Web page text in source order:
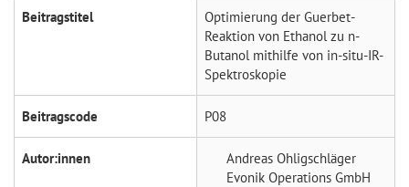
Beitragstitel
Optimierung der Guerbet-
Reaktion von Ethanol zu n-
Butanol mithilfe von in-situ-IR-
Spektroskopie
Beitragscode P08
Autor:innen
Andreas Ohligschläger
Evonik Operations GmbH